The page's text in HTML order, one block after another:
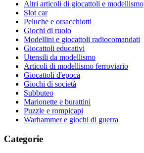
Altri articoli di giocattoli e modellismo
Slot car
Peluche e orsacchiotti
Giochi di ruolo
Modellini e giocattoli radiocomandati
Giocattoli educativi
Utensili da modellismo
Articoli di modellismo ferroviario
Giocattoli d'epoca
Giochi di società
Subbuteo
Marionette e burattini
Puzzle e rompicapi
Warhammer e giochi di guerra
Categorie